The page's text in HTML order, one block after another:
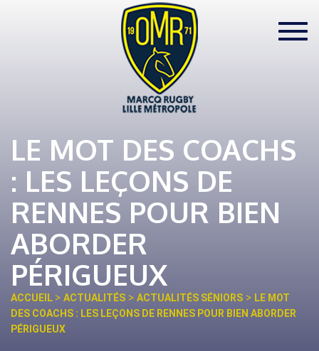
LE MOT DES COACHS
: LES LEÇONS DE
RENNES POUR BIEN
ABORDER
PÉRIGUEUX
ACCUEIL > ACTUALITÉS > ACTUALITÉS SÉNIORS > LE MOT
DES COACHS : LES LEÇONS DE RENNES POUR BIEN ABORDER
PÉRIGUEUX